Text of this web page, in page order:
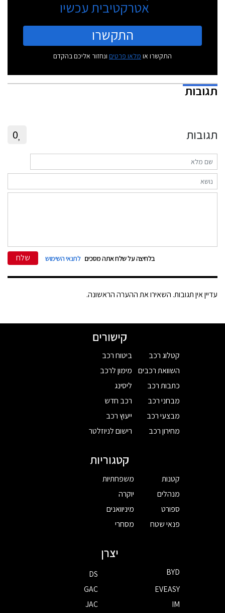
אטרקטיבית עכשיו
התקשרו
התקשרו או מלאו פרטים ונחזור אליכם בהקדם
תגובות
תגובות 0
בלחיצה על שלח אתה מסכים לתנאי השימוש שלח
עדיין אין תגובות. השאירו את ההערה הראשונה.
קישורים
קטלוג רכב
השוואת רכבים
כתבות רכב
מבחני רכב
מבצעי רכב
מחירון רכב
ביטוח רכב
מימון לרכב
ליסינג
רכב חדש
ייעוץ רכב
רישום לניוזלטר
קטגוריות
קטנות
מנהלים
ספורט
פנאי שטח
משפחתיות
יוקרה
מיניוואנים
מסחרי
יצרן
BYD
DS
EVEASY
GAC
IM
JAC